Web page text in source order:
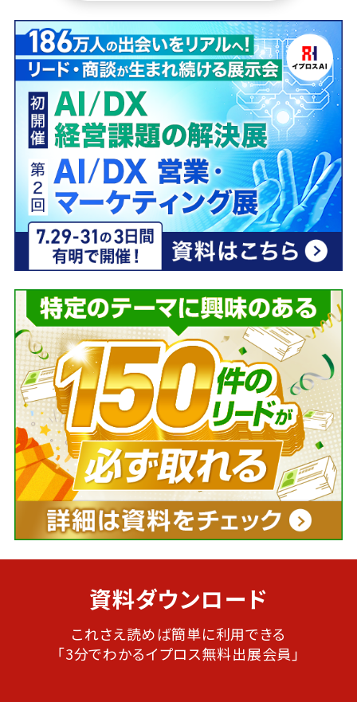
資料ダウンロード
これさえ読めば簡単に利用できる
「3分でわかるイプロス無料出展会員」